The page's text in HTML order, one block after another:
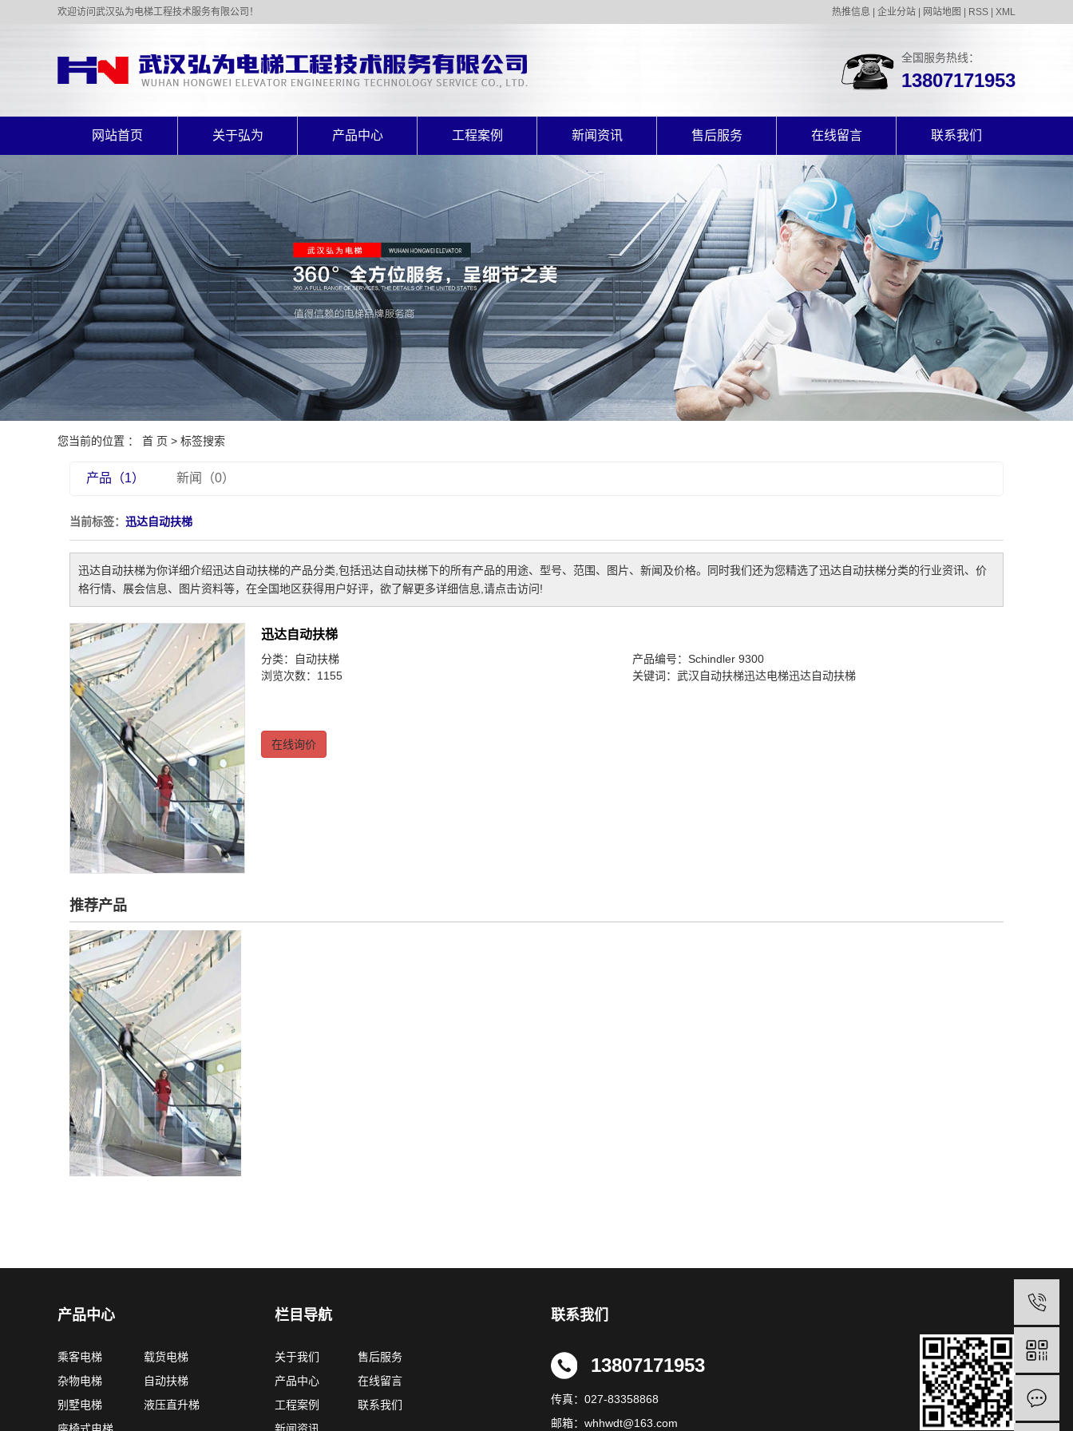
欢迎访问武汉弘为电梯工程技术服务有限公司！ 热推信息 企业分站 网站地图 RSS XML
全国服务热线：
13807171953
网站首页 关于弘为
资质证书
产品中心
载货电梯
自动扶梯
别墅电梯
液压直升梯
座椅式电梯
观光电梯
医用电梯
工程案例 新闻资讯
公司新闻
行业动态
常见问题
售后服务
售后服务
在线留言 联系我们
联系我们
您当前的位置 ： 首 页 > 标签搜索
产品（1） 新闻（0）
当前标签： 迅达自动扶梯
迅达自动扶梯为你详细介绍迅达自动扶梯的产品分类,包括迅达自动扶梯下的所有产品的用途、型号、范围、图片、新闻及价格。同时我们还为您精选了迅达自动扶梯分类的行业资讯、价
格行情、展会信息、图片资料等，在全国地区获得用户好评，欲了解更多详细信息,请点击访问!
迅达自动扶梯
分类： 自动扶梯
产品编号：Schindler 9300
浏览次数：1155
关键词： 武汉自动扶梯迅达电梯迅达自动扶梯
在线询价
推荐产品
产品中心
乘客电梯
载货电梯
杂物电梯
自动扶梯
别墅电梯
液压直升梯
座椅式电梯
栏目导航
关于我们
售后服务
产品中心
在线留言
工程案例
联系我们
新闻资讯
联系我们
13807171953
传真：027-83358868
邮箱：whhwdt@163.com